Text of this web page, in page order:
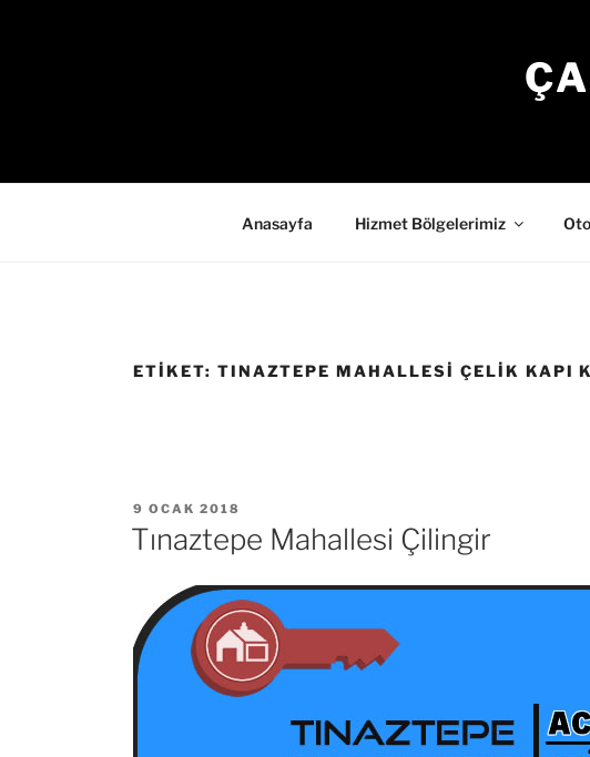
Anasayfa Hizmet Bölgelerimiz
ETIKET: TINAZTEPE MAHALLESI ÇELIK KAPI
YAYIM
TARIHI
9 OCAK 2018
Tınaztepe Mahallesi Çilingir